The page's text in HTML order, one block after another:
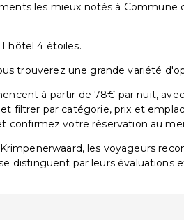
les mieux notés à
hôtel 4 étoiles.
trouverez une grande variété
à partir de 78€ par nuit,
filtrer par catégorie, prix et
confirmez votre réservation au
les voyageurs
distinguent par leurs évaluations